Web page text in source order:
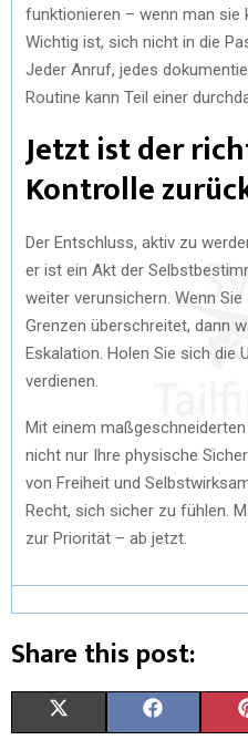
funktionieren – wenn man sie
Wichtig ist, sich nicht in die
Jeder Anruf, jedes
Routine kann Teil einer
Jetzt ist der
Kontrolle
Der Entschluss, aktiv zu
er ist ein Akt der
weiter verunsichern. Wenn
Grenzen überschreitet, dann
Eskalation. Holen Sie sich die
verdienen.
Mit einem
nicht nur Ihre physische
von Freiheit und
Recht, sich sicher zu fühlen.
zur Priorität – ab jetzt.
Share this post: